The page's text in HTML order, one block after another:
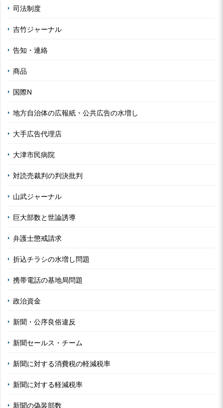
司法制度
吉竹ジャーナル
告知・連絡
商品
国際N
地方自治体の広報紙・公共広告の水増し
大手広告代理店
大津市民病院
対読売裁判の判決批判
山武ジャーナル
巨大部数と世論誘導
弁護士懲戒請求
折込チラシの水増し問題
携帯電話の基地局問題
政治資金
新聞・公序良俗違反
新聞セールス・チーム
新聞に対する消費税の軽減税率
新聞に対する軽減税率
新聞の偽装部数